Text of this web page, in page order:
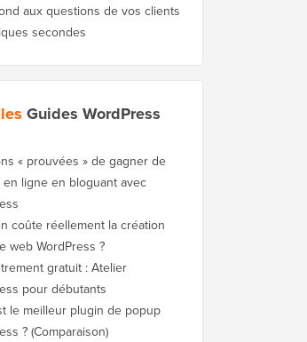
aux questions de vos clients
secondes
Guides WordPress
« prouvées » de gagner de
en ligne en bloguant avec
coûte réellement la création
web WordPress ?
gratuit : Atelier
pour débutants
le meilleur plugin de popup
? (Comparaison)